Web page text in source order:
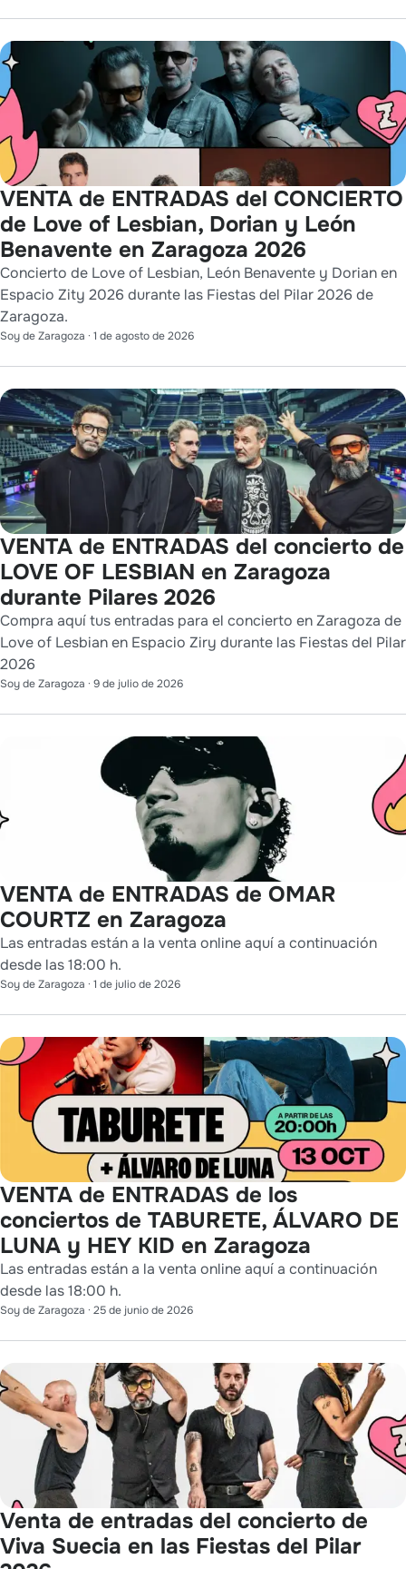
VENTA de ENTRADAS del CONCIERTO
de Love of Lesbian, Dorian y León
Benavente en Zaragoza 2026
Concierto de Love of Lesbian, León Benavente y Dorian en
Espacio Zity 2026 durante las Fiestas del Pilar 2026 de
Zaragoza.
Soy de Zaragoza · 1 de agosto de 2026
VENTA de ENTRADAS del concierto de
LOVE OF LESBIAN en Zaragoza
durante Pilares 2026
Compra aquí tus entradas para el concierto en Zaragoza de
Love of Lesbian en Espacio Ziry durante las Fiestas del Pilar
2026
Soy de Zaragoza · 9 de julio de 2026
VENTA de ENTRADAS de OMAR
COURTZ en Zaragoza
Las entradas están a la venta online aquí a continuación
desde las 18:00 h.
Soy de Zaragoza · 1 de julio de 2026
VENTA de ENTRADAS de los
conciertos de TABURETE, ÁLVARO DE
LUNA y HEY KID en Zaragoza
Las entradas están a la venta online aquí a continuación
desde las 18:00 h.
Soy de Zaragoza · 25 de junio de 2026
Venta de entradas del concierto de
Viva Suecia en las Fiestas del Pilar